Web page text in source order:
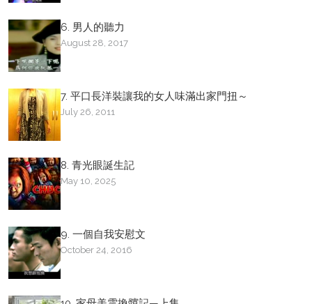
6. 男人的聽力
August 28, 2017
7. 平口長洋裝讓我的女人味滿出家門扭～
July 26, 2011
8. 青光眼誕生記
May 10, 2025
9. 一個自我安慰文
October 24, 2016